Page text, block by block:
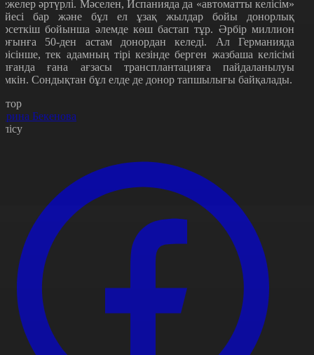
әртүрлі. Мәселен, Испанияда да «автоматты келісім»
бар және бұл ел ұзақ жылдар бойы донорлық
бойынша әлемде көш бастап тұр. Әрбір миллион
50-ден астам донордан келеді. Ал Германияда
тек адамның тірі кезінде берген жазбаша келісімі
ғана ағзасы трансплантацияға пайдаланылуы
Сондықтан бұл елде де донор тапшылығы байқалады.
Бекенова